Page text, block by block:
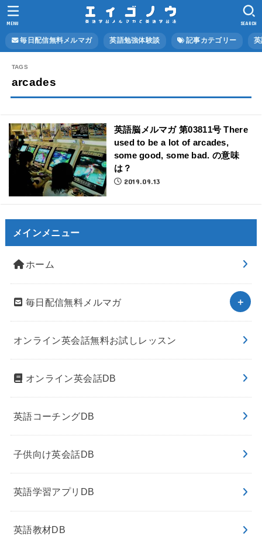
毎日配信無料メルマガ 英語勉強体験談 記事カテゴリー
SEARCH
MENU
arcades
英語脳メルマガ 第03811号 There
used to be a lot of arcades,
some good, some bad. の意味
は？
2019.09.13
メインメニュー
ホーム
毎日配信無料メルマガ
オンライン英会話無料お試しレッスン
オンライン英会話DB
英語コーチングDB
子供向け英会話DB
英語学習アプリDB
英語教材DB